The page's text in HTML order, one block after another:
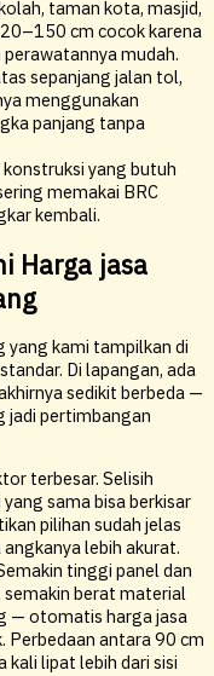
taman kota, masjid,
cm cocok karena
mudah.
sepanjang jalan tol,
menggunakan
panjang tanpa
konstruksi yang butuh
memakai BRC
kembali.
Harga jasa
yang kami tampilkan di
Di lapangan, ada
sedikit berbeda —
jadi pertimbangan
terbesar. Selisih
sama bisa berkisar
pilihan sudah jelas
lebih akurat.
tinggi panel dan
berat material
— otomatis harga jasa
Perbedaan antara 90 cm
lipat lebih dari sisi